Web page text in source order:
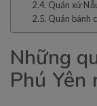
Quán xứ
Quán bánh
Những
Phú Yên